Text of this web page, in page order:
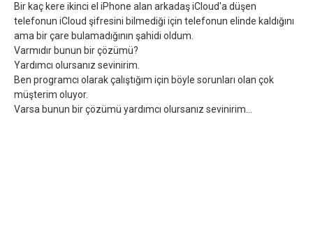
Bir kaç kere ikinci el iPhone alan arkadaş iCloud'a düşen
telefonun iCloud şifresini bilmediği için telefonun elinde kaldığını
ama bir çare bulamadığının şahidi oldum.
Varmıdır bunun bir çözümü?
Yardımcı olursanız sevinirim.
Ben programcı olarak çalıştığım için böyle sorunları olan çok
müşterim oluyor.
Varsa bunun bir çözümü yardımcı olursanız sevinirim...